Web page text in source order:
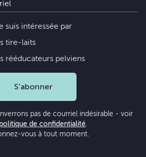
suis intéressée par
tire-laits
rééducateurs pelviens
S’abonner
pas de courriel indésirable - voir
politique de confidentialité.
vous à tout moment.